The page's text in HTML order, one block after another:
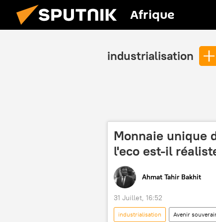
Afrique
industrialisation
Monnaie unique
l'eco est-il
Ahmat Tahir Bakhit
31 Juillet, 16:52
industrialisation Avenir